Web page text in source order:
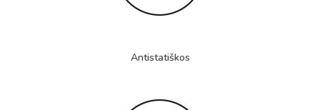
Antistatiškos